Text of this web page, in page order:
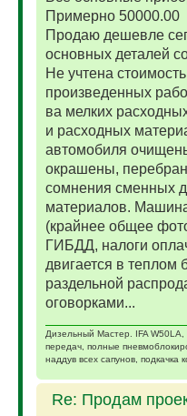
Примерно 50000.00
Продаю дешевле
основных деталей
Не учтена
произведенных
ва мелких
и расходных
автомобиля
окрашены,
сомнения сменных
материалов.
(крайнее общее
ГИБДД, налоги
двигается в теплом
раздельной
оговорками...
Дизельный Мастер. IFA
передач, полные
наддув всех сапунов, подкачка
Re: Продам